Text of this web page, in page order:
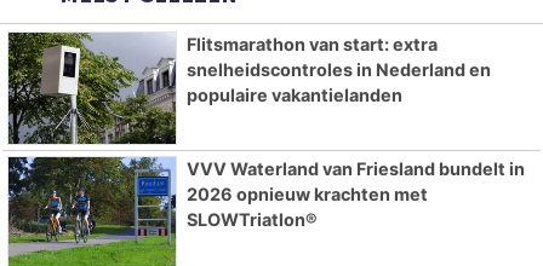
Flitsmarathon van start: extra
snelheidscontroles in Nederland en
populaire vakantielanden
VVV Waterland van Friesland bundelt in
2026 opnieuw krachten met
SLOWTriatlon®